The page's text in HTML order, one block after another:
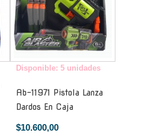
Disponible: 5 unidades
Ab-11971 Pistola Lanza
Dardos En Caja
$10.600,00